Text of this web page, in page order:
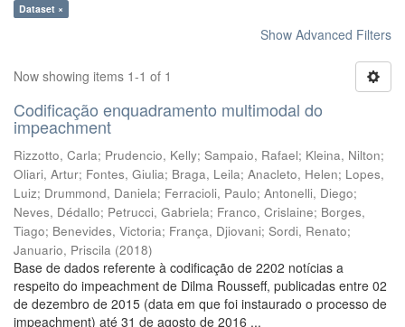
Dataset ×
Show Advanced Filters
Now showing items 1-1 of 1
Codificação enquadramento multimodal do
impeachment
Rizzotto, Carla; Prudencio, Kelly; Sampaio, Rafael; Kleina, Nilton;
Oliari, Artur; Fontes, Giulia; Braga, Leila; Anacleto, Helen; Lopes,
Luiz; Drummond, Daniela; Ferracioli, Paulo; Antonelli, Diego;
Neves, Dédallo; Petrucci, Gabriela; Franco, Crislaine; Borges,
Tiago; Benevides, Victoria; França, Djiovani; Sordi, Renato;
Januario, Priscila (2018)
Base de dados referente à codificação de 2202 notícias a
respeito do impeachment de Dilma Rousseff, publicadas entre 02
de dezembro de 2015 (data em que foi instaurado o processo de
impeachment) até 31 de agosto de 2016 ...